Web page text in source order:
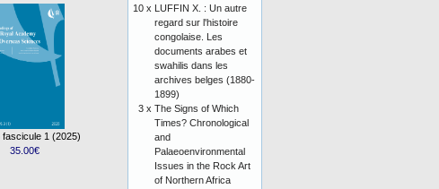
fascicule 1 (2025)
35.00€
10 x LUFFIN X. : Un autre
regard sur l'histoire
congolaise. Les
documents arabes et
swahilis dans les
archives belges (1880-
1899)
3 x The Signs of Which
Times? Chronological
and
Palaeoenvironmental
Issues in the Rock Art
of Northern Africa